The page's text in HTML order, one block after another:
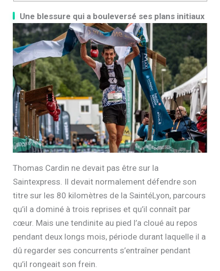
Une blessure qui a bouleversé ses plans initiaux
Thomas Cardin ne devait pas être sur la
Saintexpress. Il devait normalement défendre son
titre sur les 80 kilomètres de la SaintéLyon, parcours
qu’il a dominé à trois reprises et qu’il connaît par
cœur. Mais une tendinite au pied l’a cloué au repos
pendant deux longs mois, période durant laquelle il a
dû regarder ses concurrents s’entraîner pendant
qu’il rongeait son frein.